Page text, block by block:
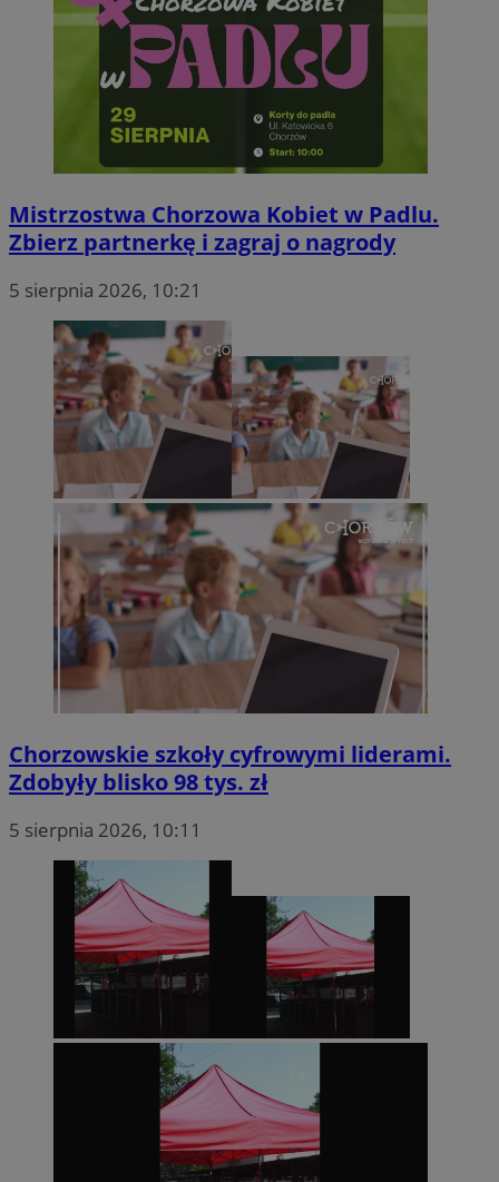
Mistrzostwa Chorzowa Kobiet w Padlu.
Zbierz partnerkę i zagraj o nagrody
5 sierpnia 2026, 10:21
Chorzowskie szkoły cyfrowymi liderami.
Zdobyły blisko 98 tys. zł
5 sierpnia 2026, 10:11